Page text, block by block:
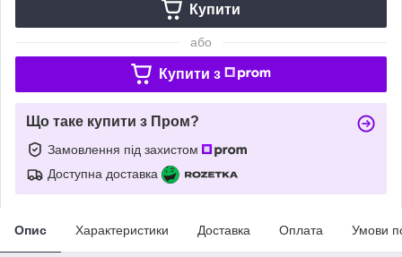
Купити
або
Купити з
Що таке купити з Пром?
Замовлення під захистом
Доступна доставка
Опис Характеристики Доставка Оплата Умови